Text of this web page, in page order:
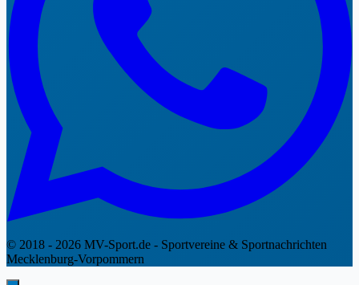
© 2018 - 2026 MV-Sport.de - Sportvereine & Sportnachrichten
Mecklenburg-Vorpommern